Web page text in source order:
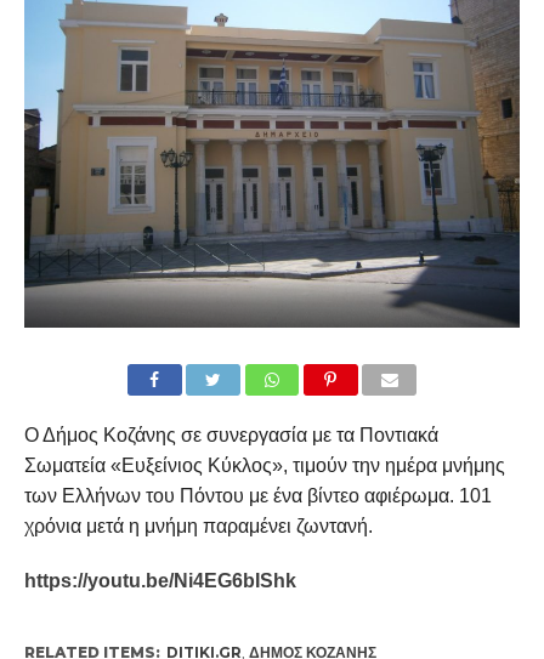
Ο Δήμος Κοζάνης σε συνεργασία με τα Ποντιακά
Σωματεία «Ευξείνιος Κύκλος», τιμούν την ημέρα μνήμης
των Ελλήνων του Πόντου με ένα βίντεο αφιέρωμα. 101
χρόνια μετά η μνήμη παραμένει ζωντανή.
https://youtu.be/Ni4EG6bIShk
RELATED ITEMS: DITIKI.GR ΔΉΜΟΣ ΚΟΖΆΝΗΣ